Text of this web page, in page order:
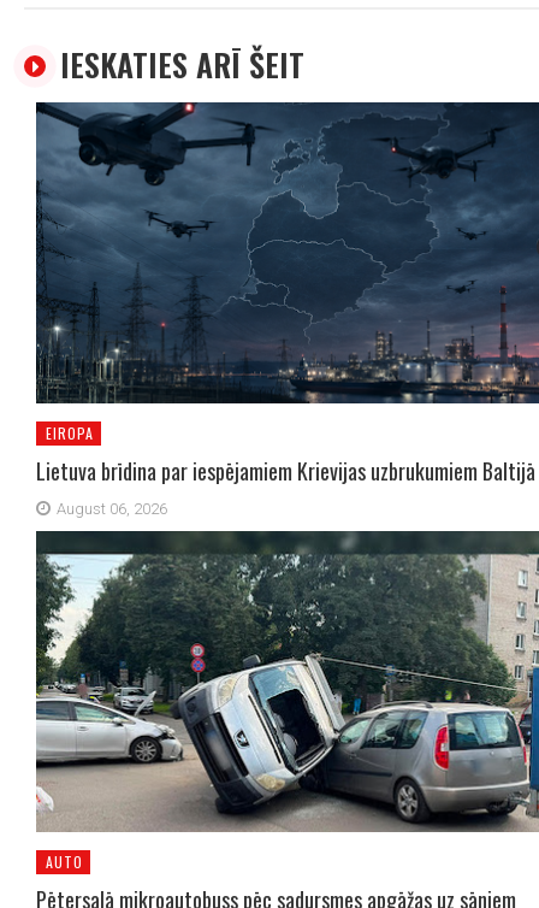
IESKATIES ARĪ ŠEIT
EIROPA
Lietuva brīdina par iespējamiem Krievijas uzbrukumiem Baltijā
August 06, 2026
AUTO
Pētersalā mikroautobuss pēc sadursmes apgāžas uz sāniem